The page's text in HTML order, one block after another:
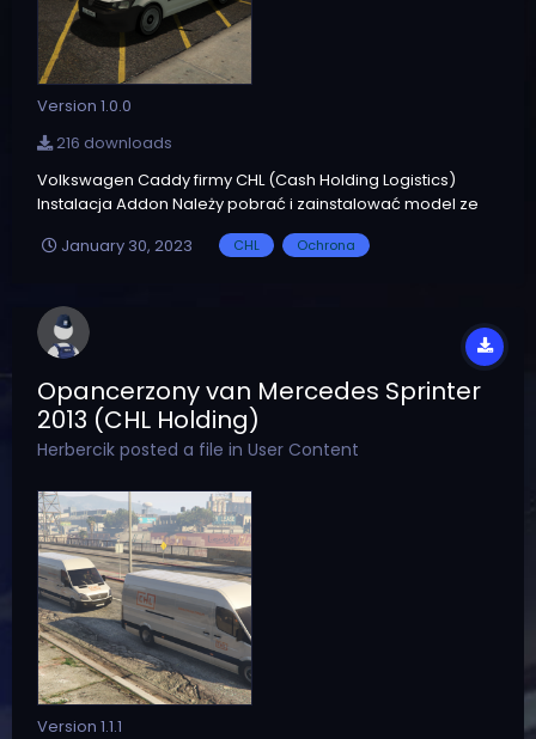
Version 1.0.0
216 downloads
Volkswagen Caddy firmy CHL (Cash Holding Logistics)
Instalacja Addon Należy pobrać i zainstalować model ze
strony GTA V Mods. Wrzucić pliki vwcaddy+hi.ytd i
vwcaddy.ytd z folderu ADDON do
January 30, 2023 CHL Ochrona
Opancerzony van Mercedes Sprinter
2013 (CHL Holding)
Herbercik posted a file in User Content
Version 1.1.1